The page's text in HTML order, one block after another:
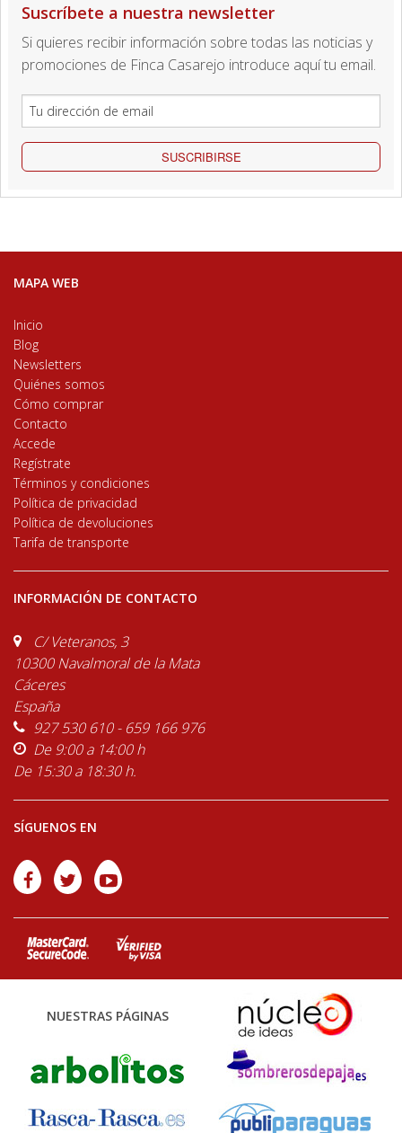
Suscríbete a nuestra newsletter
Si quieres recibir información sobre todas las noticias y
promociones de Finca Casarejo introduce aquí tu email.
SUSCRIBIRSE
MAPA WEB
Inicio
Blog
Newsletters
Quiénes somos
Cómo comprar
Contacto
Accede
Regístrate
Términos y condiciones
Política de privacidad
Política de devoluciones
Tarifa de transporte
INFORMACIÓN DE CONTACTO
C/ Veteranos, 3
10300 Navalmoral de la Mata
Cáceres
España
927 530 610 - 659 166 976
De 9:00 a 14:00 h
De 15:30 a 18:30 h.
SÍGUENOS EN
NUESTRAS PÁGINAS